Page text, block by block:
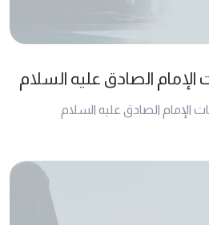
الصادق عليه السلام
الإمام الصادق عليه السلام